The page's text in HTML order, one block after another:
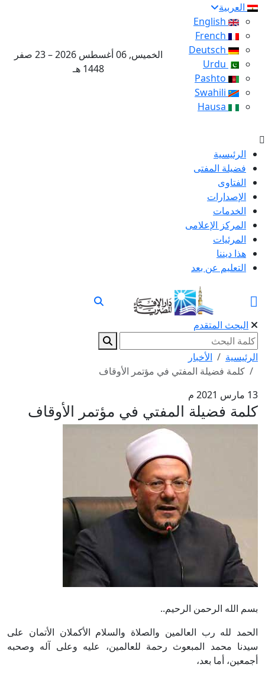
العربية
الخميس, 06 أغسطس 2026 – 23 صفر
1448 هـ
الرئيسية
فضيلة المفتى
الفتاوى
الإصدارات
الخدمات
المركز الإعلامى
المرئيات
هذا ديننا
التعليم عن بعد
البحث المتقدم
الرئيسية
الأخبار
كلمة فضيلة المفتي في مؤتمر الأوقاف
13 مارس 2021 م
كلمة فضيلة المفتي في مؤتمر الأوقاف
بسم الله الرحمن الرحيم..
الحمد لله رب العالمين والصلاة والسلام الأكملان الأتمان على
سيدنا محمد المبعوث رحمة للعالمين، عليه وعلى آله وصحبه
أجمعين، أما بعد،